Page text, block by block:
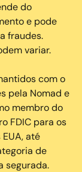
do
e pode
fraudes.
variar.
com o
pela Nomad e
membro do
FDIC para os
até
de
segurada.